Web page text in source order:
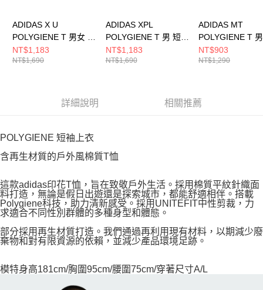
ADIDAS X U
POLYGIENE T 男女 短
袖上衣 KA3283
NT$1,183
NT$1,690
ADIDAS XPL
POLYGIENE T 男 短袖
上衣 JI8318
NT$1,183
NT$1,690
ADIDAS MT
POLYGIENE T
上衣 JI8326
NT$903
NT$1,290
詳細說明 相關推薦
POLYGIENE 短袖上衣
含再生材質的戶外風棉質T恤
這款adidas印花T恤，旨在致敬戶外生活。採用棉質平紋針織面
料打造，無論是假日出遊還是探索城市，都能舒適相伴。搭載
Polygiene科技，助力清新感受。採用UNITEFIT中性剪裁，力
求適合不同性別群體的多種身型和體態。
部分採用再生材質打造。我們通過再利用現有材料，以期減少廢
棄物和對有限資源的依賴，並減少產品環境足跡。
模特身高181cm/胸圍95cm/腰圍75cm/穿著尺寸A/L